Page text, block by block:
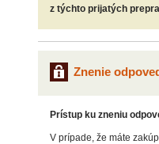
z týchto prijatých
Znenie
Prístup ku zneniu
V prípade, že máte